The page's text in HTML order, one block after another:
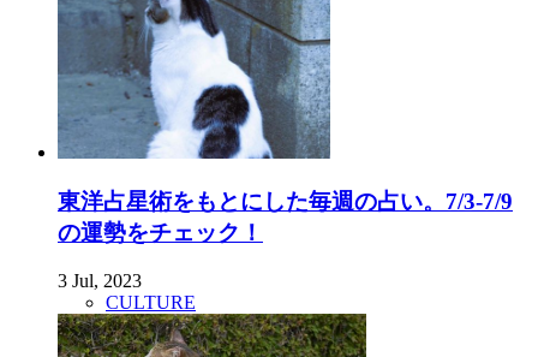
東洋占星術をもとにした毎週の占い。7/3-7/9
の運勢をチェック！
3 Jul, 2023
CULTURE